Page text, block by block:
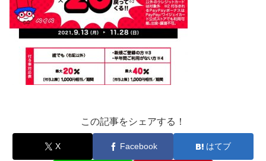
この記事をシェアする！
X Facebook はてブ